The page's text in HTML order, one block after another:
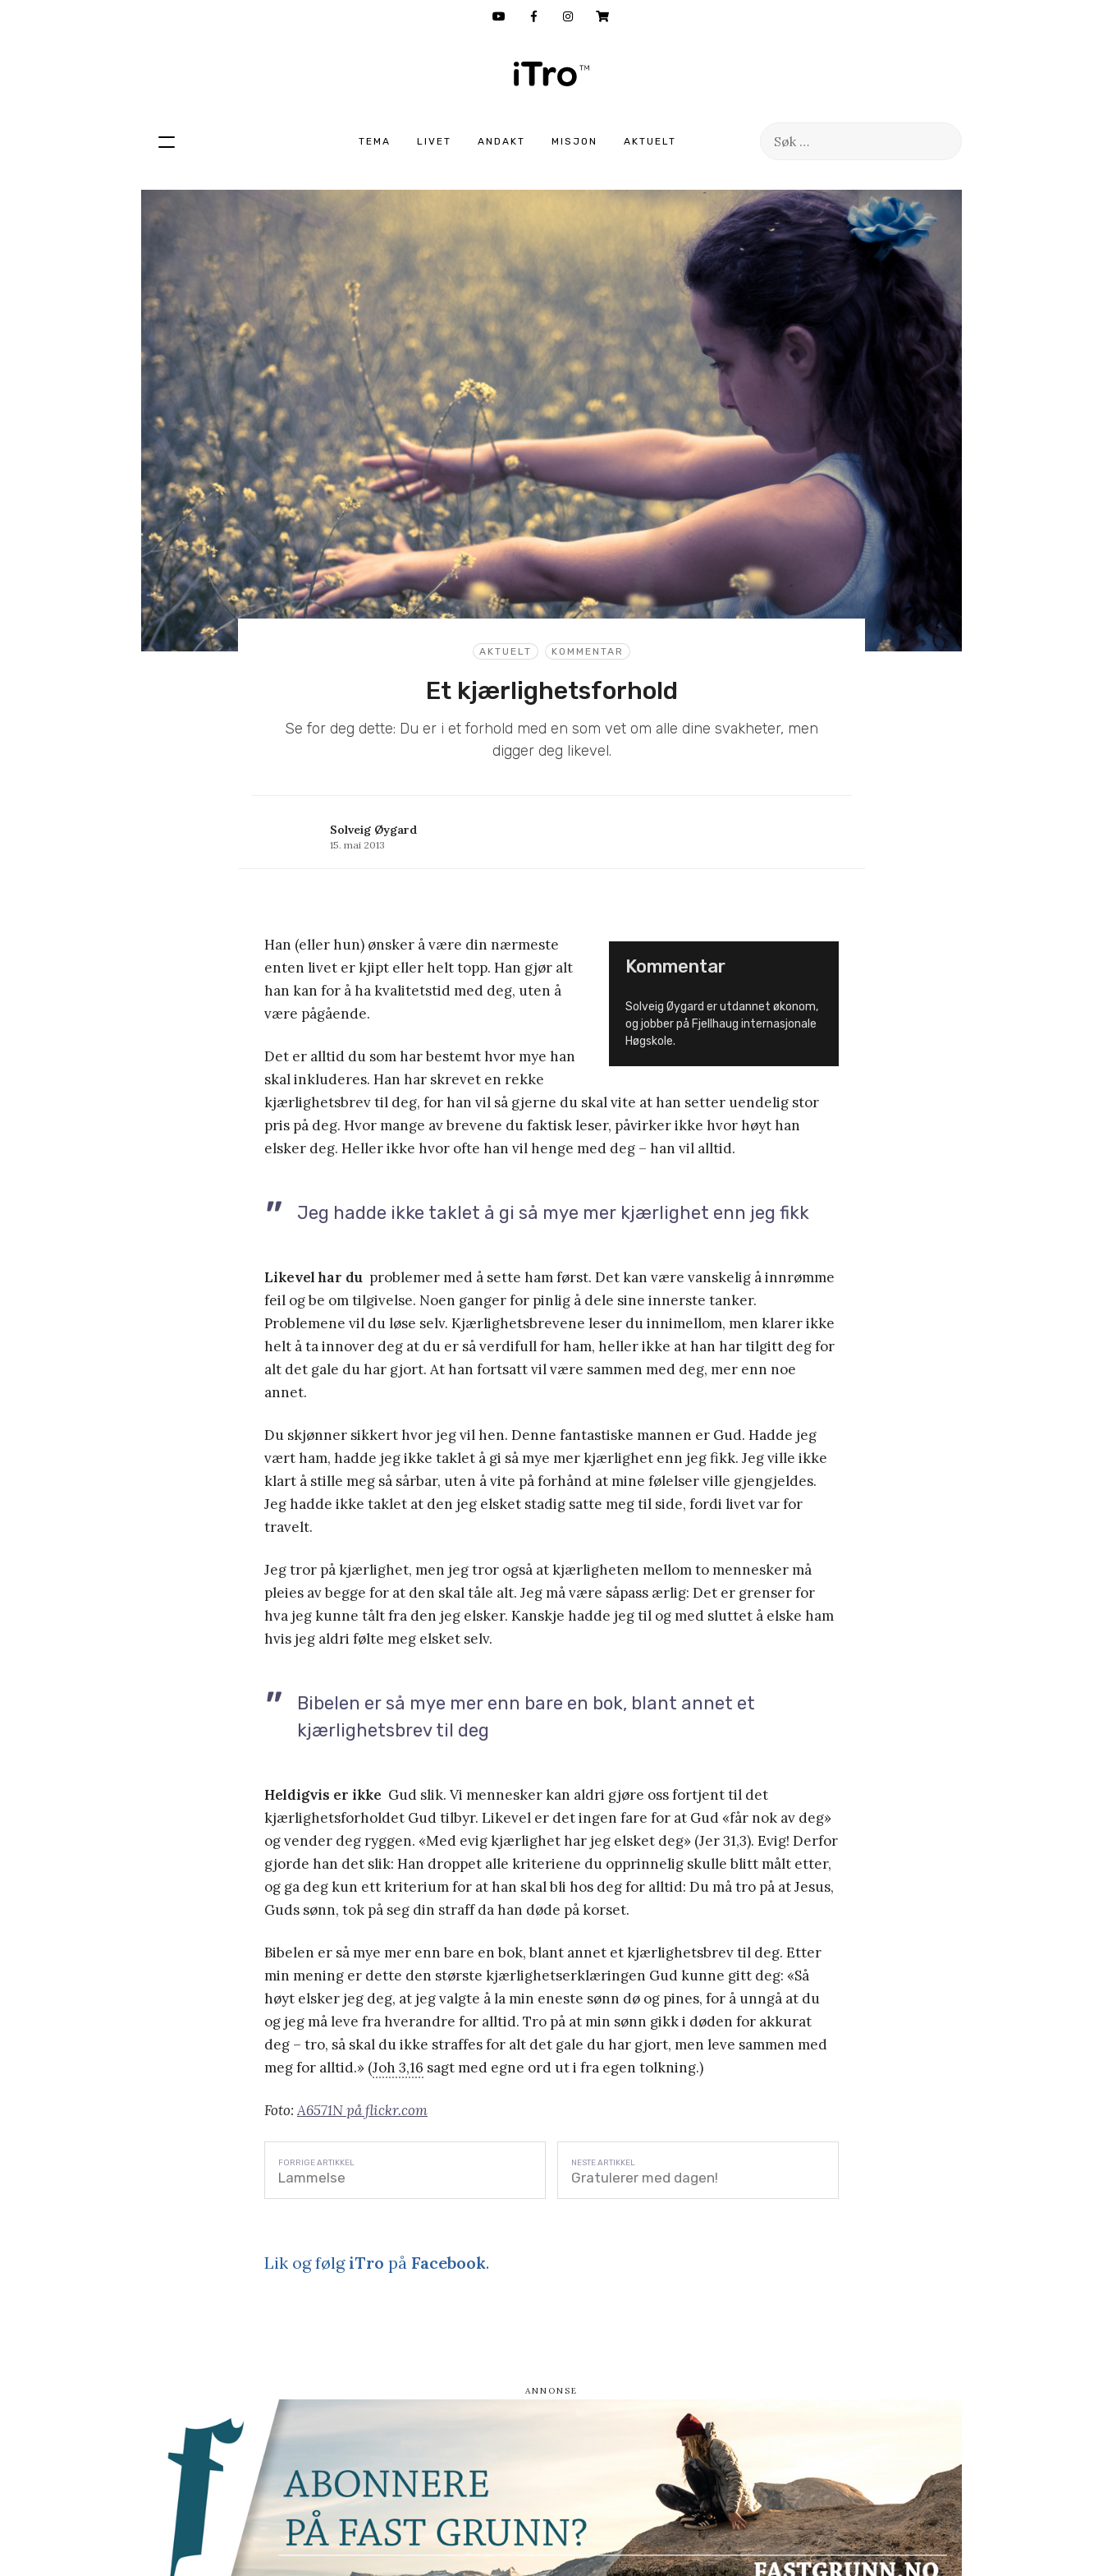
TEMA LIVET ANDAKT MISJON AKTUELT
Søk
Hopp
AKTUELT KOMMENTAR
Et kjærlighetsforhold
Se for deg dette: Du er i et forhold med en som vet om alle dine svakheter, men
digger deg likevel.
Solveig Øygard
15. mai 2013
Kommentar
Solveig Øygard er utdannet økonom,
og jobber på Fjellhaug internasjonale
Høgskole.
Han (eller hun) ønsker å være din nærmeste
enten livet er kjipt eller helt topp. Han gjør alt
han kan for å ha kvalitetstid med deg, uten å
være pågående.
Det er alltid du som har bestemt hvor mye han
skal inkluderes. Han har skrevet en rekke
kjærlighetsbrev til deg, for han vil så gjerne du skal vite at han setter uendelig stor
pris på deg. Hvor mange av brevene du faktisk leser, påvirker ikke hvor høyt han
elsker deg. Heller ikke hvor ofte han vil henge med deg – han vil alltid.
Jeg hadde ikke taklet å gi så mye mer kjærlighet enn jeg fikk
Likevel har du problemer med å sette ham først. Det kan være vanskelig å innrømme
feil og be om tilgivelse. Noen ganger for pinlig å dele sine innerste tanker.
Problemene vil du løse selv. Kjærlighetsbrevene leser du innimellom, men klarer ikke
helt å ta innover deg at du er så verdifull for ham, heller ikke at han har tilgitt deg for
alt det gale du har gjort. At han fortsatt vil være sammen med deg, mer enn noe
annet.
Du skjønner sikkert hvor jeg vil hen. Denne fantastiske mannen er Gud. Hadde jeg
vært ham, hadde jeg ikke taklet å gi så mye mer kjærlighet enn jeg fikk. Jeg ville ikke
klart å stille meg så sårbar, uten å vite på forhånd at mine følelser ville gjengjeldes.
Jeg hadde ikke taklet at den jeg elsket stadig satte meg til side, fordi livet var for
travelt.
Jeg tror på kjærlighet, men jeg tror også at kjærligheten mellom to mennesker må
pleies av begge for at den skal tåle alt. Jeg må være såpass ærlig: Det er grenser for
hva jeg kunne tålt fra den jeg elsker. Kanskje hadde jeg til og med sluttet å elske ham
hvis jeg aldri følte meg elsket selv.
Bibelen er så mye mer enn bare en bok, blant annet et
kjærlighetsbrev til deg
Heldigvis er ikke Gud slik. Vi mennesker kan aldri gjøre oss fortjent til det
kjærlighetsforholdet Gud tilbyr. Likevel er det ingen fare for at Gud «får nok av deg»
og vender deg ryggen. «Med evig kjærlighet har jeg elsket deg» (Jer 31,3). Evig! Derfor
gjorde han det slik: Han droppet alle kriteriene du opprinnelig skulle blitt målt etter,
og ga deg kun ett kriterium for at han skal bli hos deg for alltid: Du må tro på at Jesus,
Guds sønn, tok på seg din straff da han døde på korset.
Bibelen er så mye mer enn bare en bok, blant annet et kjærlighetsbrev til deg. Etter
min mening er dette den største kjærlighetserklæringen Gud kunne gitt deg: «Så
høyt elsker jeg deg, at jeg valgte å la min eneste sønn dø og pines, for å unngå at du
og jeg må leve fra hverandre for alltid. Tro på at min sønn gikk i døden for akkurat
deg – tro, så skal du ikke straffes for alt det gale du har gjort, men leve sammen med
meg for alltid.» (Joh 3,16 sagt med egne ord ut i fra egen tolkning.)
Foto:A6571N på flickr.com
Lammelse Gratulerer med dagen!
Lik og følgiTro på Facebook.